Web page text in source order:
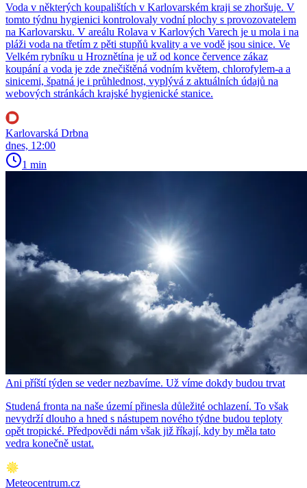
Voda v některých koupalištích v Karlovarském kraji se zhoršuje. V
tomto týdnu hygienici kontrolovaly vodní plochy s provozovatelem
na Karlovarsku. V areálu Rolava v Karlových Varech je u mola i na
pláži voda na třetím z pěti stupňů kvality a ve vodě jsou sinice. Ve
Velkém rybníku u Hroznětína je už od konce července zákaz
koupání a voda je zde znečištěná vodním květem, chlorofylem-a a
sinicemi, špatná je i průhlednost, vyplývá z aktuálních údajů na
webových stránkách krajské hygienické stanice.
Karlovarská Drbna
dnes, 12:00
1 min
Ani příští týden se veder nezbavíme. Už víme dokdy budou trvat
Studená fronta na naše území přinesla důležité ochlazení. To však
nevydrží dlouho a hned s nástupem nového týdne budou teploty
opět tropické. Předpovědi nám však již říkají, kdy by měla tato
vedra konečně ustat.
Meteocentrum.cz